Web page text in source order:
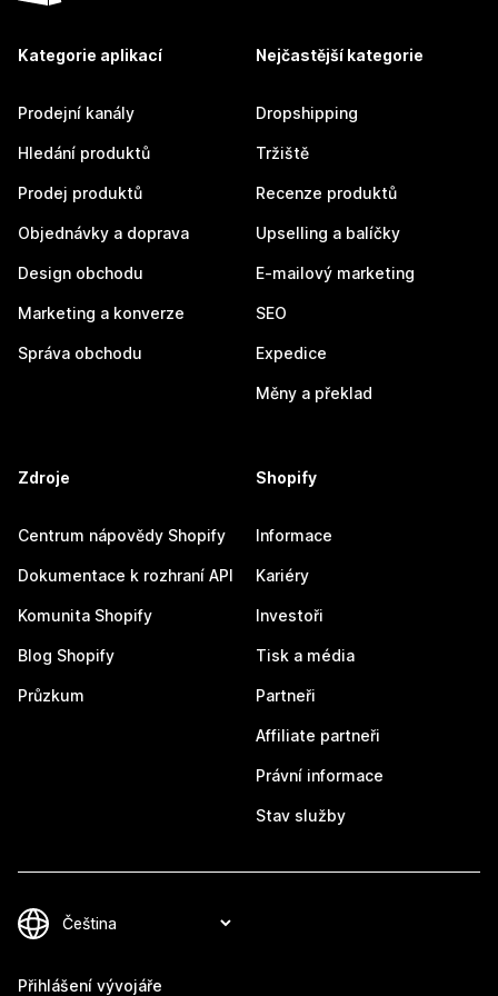
Kategorie aplikací
Prodejní kanály
Hledání produktů
Prodej produktů
Objednávky a doprava
Design obchodu
Marketing a konverze
Správa obchodu
Nejčastější kategorie
Dropshipping
Tržiště
Recenze produktů
Upselling a balíčky
E-mailový marketing
SEO
Expedice
Měny a překlad
Zdroje
Centrum nápovědy Shopify
Dokumentace k rozhraní API
Komunita Shopify
Blog Shopify
Průzkum
Shopify
Informace
Kariéry
Investoři
Tisk a média
Partneři
Affiliate partneři
Právní informace
Stav služby
Přihlášení vývojáře